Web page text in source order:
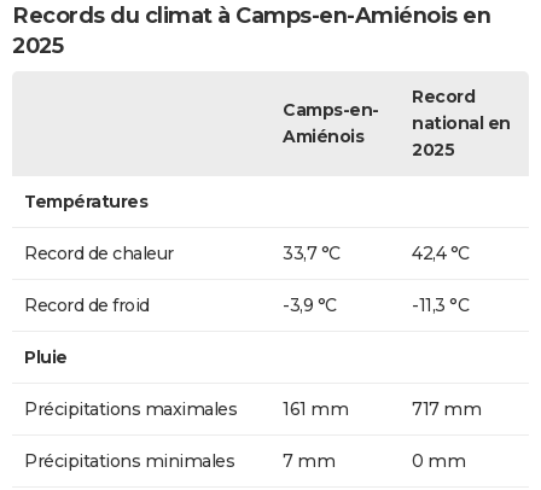
Records du climat à Camps-en-Amiénois en
2025
Camps-en-
Amiénois
Record
national en
2025
Températures
Record de chaleur 33,7 °C 42,4 °C
Record de froid -3,9 °C -11,3 °C
Pluie
Précipitations maximales 161 mm 717 mm
Précipitations minimales 7 mm 0 mm